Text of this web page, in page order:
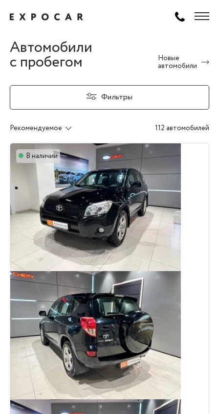
Автомобили
с пробегом
Новые
автомобили
Фильтры
Рекомендуемое 112 автомобилей
В наличии